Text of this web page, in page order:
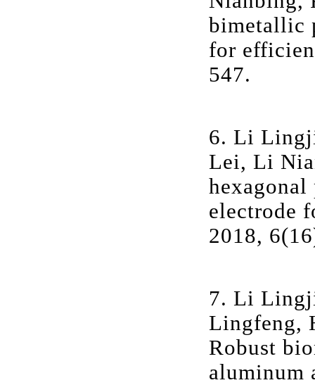
bimetallic
for
547.
6. Li
Lei, Li
electrode
2018,
7. Li
Lingfeng,
Robust